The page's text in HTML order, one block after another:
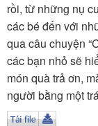
rồi, từ những nụ
các bé đến với
qua câu chuyện
các bạn nhỏ sẽ
món quà trả ơn,
người bằng một